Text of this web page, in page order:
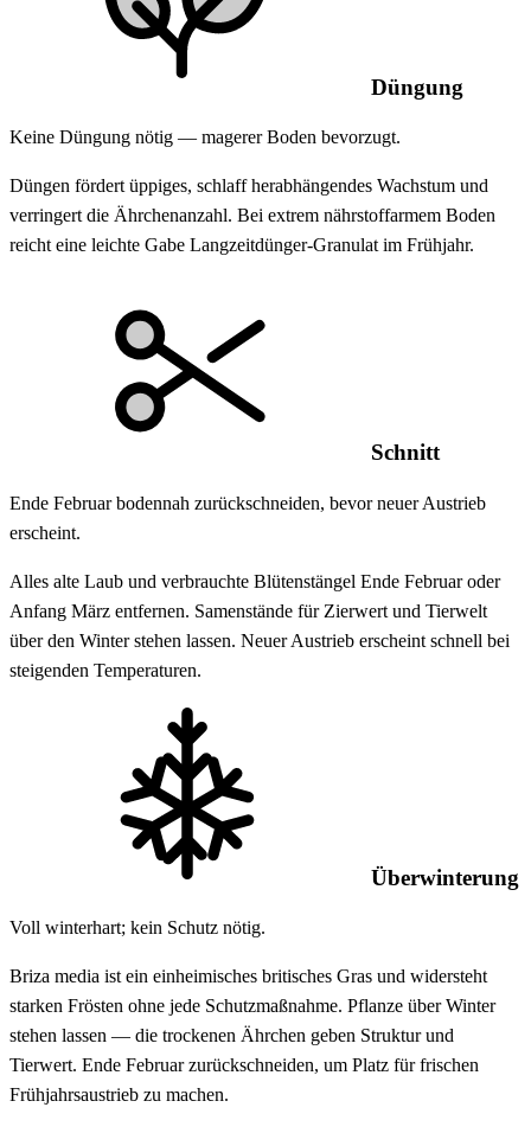
Düngung
Keine Düngung nötig — magerer Boden bevorzugt.
Düngen fördert üppiges, schlaff herabhängendes Wachstum und
verringert die Ährchenanzahl. Bei extrem nährstoffarmem Boden
reicht eine leichte Gabe Langzeitdünger-Granulat im Frühjahr.
Schnitt
Ende Februar bodennah zurückschneiden, bevor neuer Austrieb
erscheint.
Alles alte Laub und verbrauchte Blütenstängel Ende Februar oder
Anfang März entfernen. Samenstände für Zierwert und Tierwelt
über den Winter stehen lassen. Neuer Austrieb erscheint schnell bei
steigenden Temperaturen.
Überwinterung
Voll winterhart; kein Schutz nötig.
Briza media ist ein einheimisches britisches Gras und widersteht
starken Frösten ohne jede Schutzmaßnahme. Pflanze über Winter
stehen lassen — die trockenen Ährchen geben Struktur und
Tierwert. Ende Februar zurückschneiden, um Platz für frischen
Frühjahrsaustrieb zu machen.